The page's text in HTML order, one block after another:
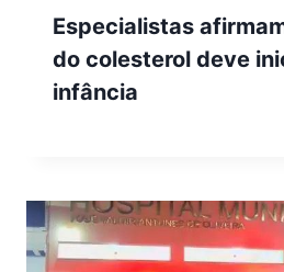
Especialistas
do colesterol deve
infância